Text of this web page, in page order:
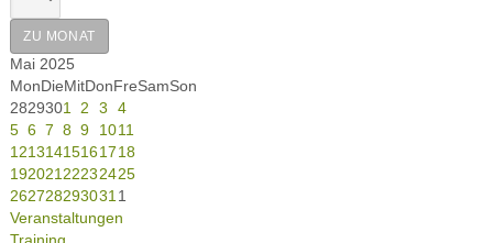
ZU MONAT
Mai 2025
Mon Die MitDon FreSamSon
2829301 2 3
4
5 6 7 8 9 1011
121314151617 18
19202122232425
2627282930311
Veranstaltungen